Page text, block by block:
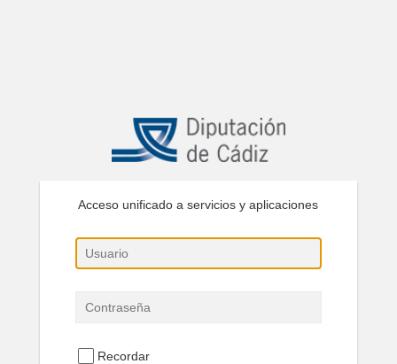
Acceso unificado a servicios y aplicaciones
Recordar